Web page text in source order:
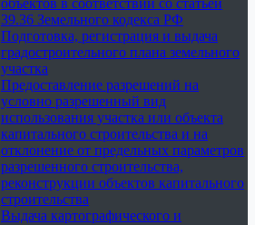
объектов в соответствии со статьей
39.36 Земельного кодекса РФ
Подготовка, регистрация и выдача
градостроительного плана земельного
участка
Предоставление разрешений на
условно разрешенный вид
использования участка или объекта
капитального строительства и на
отклонение от предельных параметров
разрешенного строительства,
реконструкции объектов капитального
строительства
Выдача картографического и